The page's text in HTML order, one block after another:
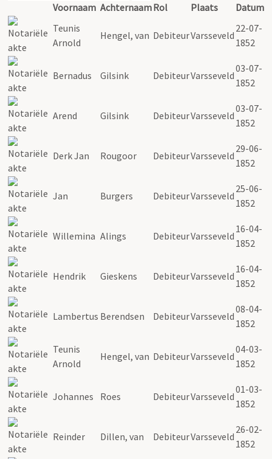
Voornaam AchternaamRol Plaats
Datum
Teunis
Arnold
Hengel, van DebiteurVarsseveld
22-07-
1852
Bernadus Gilsink DebiteurVarsseveld
03-07-
1852
Arend Gilsink DebiteurVarsseveld
03-07-
1852
Derk Jan Rougoor DebiteurVarsseveld
29-06-
1852
Jan Burgers DebiteurVarsseveld
25-06-
1852
Willemina Alings DebiteurVarsseveld
16-04-
1852
Hendrik Gieskens DebiteurVarsseveld
16-04-
1852
Lambertus Berendsen DebiteurVarsseveld
08-04-
1852
Teunis
Arnold
Hengel, van DebiteurVarsseveld
04-03-
1852
Johannes Roes DebiteurVarsseveld
01-03-
1852
Reinder Dillen, van DebiteurVarsseveld
26-02-
1852